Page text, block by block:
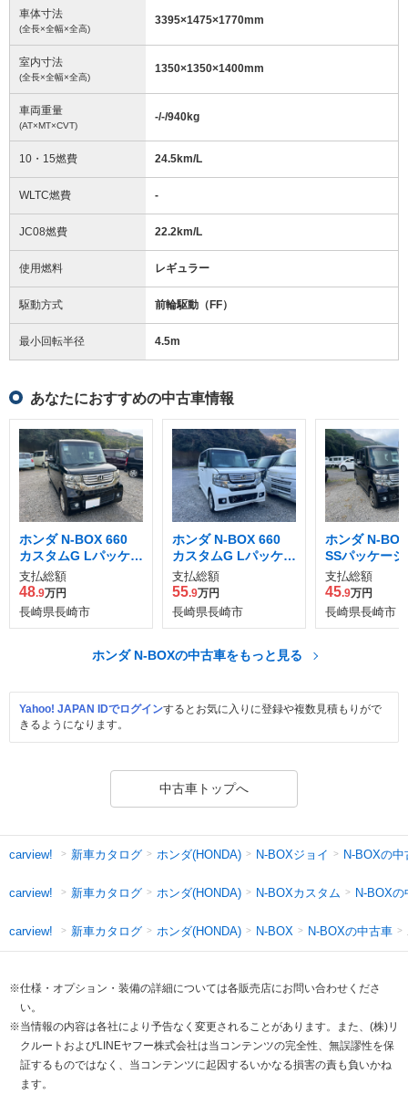
車体寸法
(全長×全幅×全高)
3395×1475×1770mm
室内寸法
(全長×全幅×全高)
1350×1350×1400mm
車両重量
(AT×MT×CVT)
-/-/940kg
10・15燃費 24.5km/L
WLTC燃費 -
JC08燃費 22.2km/L
使用燃料 レギュラー
駆動方式 前輪駆動（FF）
最小回転半径 4.5m
あなたにおすすめの中古車情報
ホンダ N-BOX 660
カスタムG Lパッケー
ジ
支払総額
48.9万円
長崎県長崎市
ホンダ N-BOX 660
カスタムG Lパッケー
ジ
支払総額
55.9万円
長崎県長崎市
ホンダ N-
SSパッケージ
支払総額
45.9万円
長崎県長崎市
ホンダ N-BOXの中古車をもっと見る
Yahoo! JAPAN IDでログインするとお気に入りに登録や複数見積もりがで
きるようになります。
中古車トップへ
carview! 新車カタログ ホンダ(HONDA) N-BOXジョイ N-BOXの中
carview! 新車カタログ ホンダ(HONDA) N-BOXカスタム N-BOXの
carview! 新車カタログ ホンダ(HONDA) N-BOX N-BOXの中古車
※仕様・オプション・装備の詳細については各販売店にお問い合わせくださ
い。
※当情報の内容は各社により予告なく変更されることがあります。また、(株)リ
クルートおよびLINEヤフー株式会社は当コンテンツの完全性、無誤謬性を保
証するものではなく、当コンテンツに起因するいかなる損害の責も負いかね
ます。